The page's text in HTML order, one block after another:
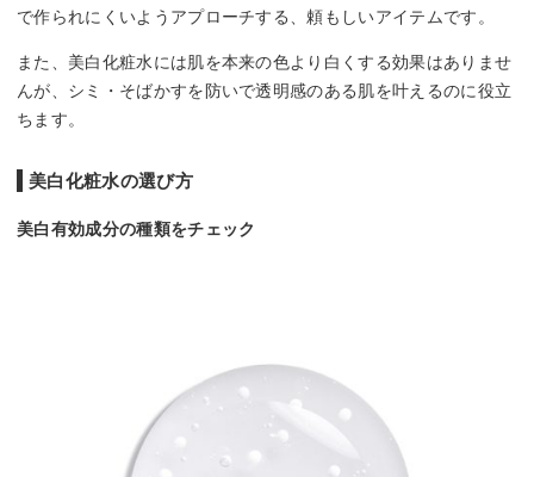
で作られにくいようアプローチする、頼もしいアイテムです。
また、美白化粧水には肌を本来の色より白くする効果はありませ
んが、シミ・そばかすを防いで透明感のある肌を叶えるのに役立
ちます。
美白化粧水の選び方
美白有効成分の種類をチェック